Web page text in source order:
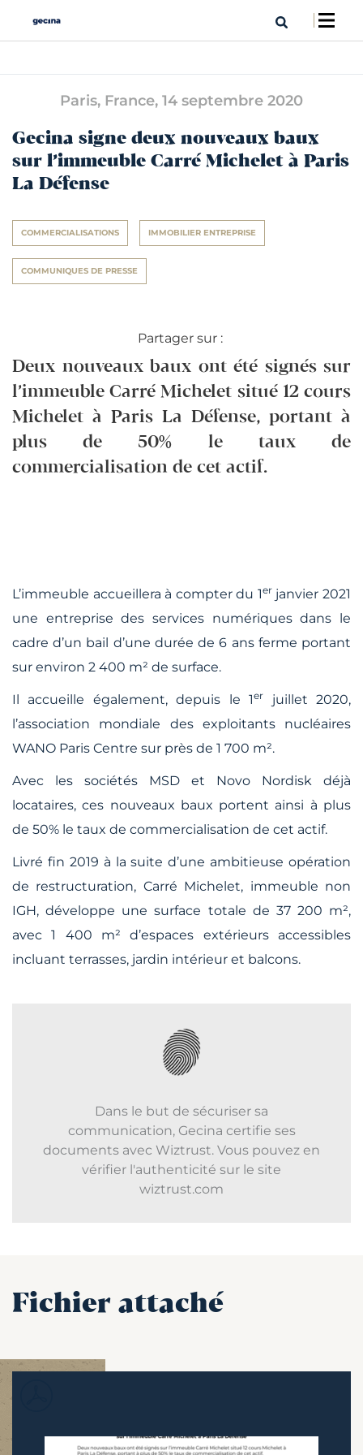
Paris, France, 14 septembre 2020
Gecina signe deux nouveaux baux
sur l’immeuble Carré Michelet à Paris
La Défense
COMMERCIALISATIONS IMMOBILIER ENTREPRISE
COMMUNIQUES DE PRESSE
Partager sur :
Deux nouveaux baux ont été signés sur
l’immeuble Carré Michelet situé 12 cours
Michelet à Paris La Défense, portant à
plus de 50% le taux de
commercialisation de cet actif.
L’immeuble accueillera à compter du 1erjanvier 2021
une entreprise des services numériques dans le
cadre d’un bail d’une durée de 6 ans ferme portant
sur environ 2 400 m² de surface.
Il accueille également, depuis le 1er
juillet 2020,
l’association mondiale des exploitants nucléaires
WANO Paris Centre sur près de 1 700 m².
Avec les sociétés MSD et Novo Nordisk déjà
locataires, ces nouveaux baux portent ainsi à plus
de 50% le taux de commercialisation de cet actif.
Livré fin 2019 à la suite d’une ambitieuse opération
de restructuration, Carré Michelet, immeuble non
IGH, développe une surface totale de 37 200 m²,
avec 1 400 m² d’espaces extérieurs accessibles
incluant terrasses, jardin intérieur et balcons.
Dans le but de sécuriser sa
communication, Gecina certifie ses
documents avec Wiztrust. Vous pouvez en
vérifier l'authenticité sur le site
wiztrust.com
Fichier attaché